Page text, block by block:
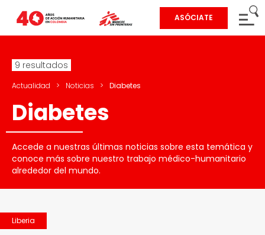
ASÓCIATE
9 resultados
Actualidad > Noticias > Diabetes
Diabetes
Accede a nuestras últimas noticias sobre esta temática y
conoce más sobre nuestro trabajo médico-humanitario
alrededor del mundo.
Liberia